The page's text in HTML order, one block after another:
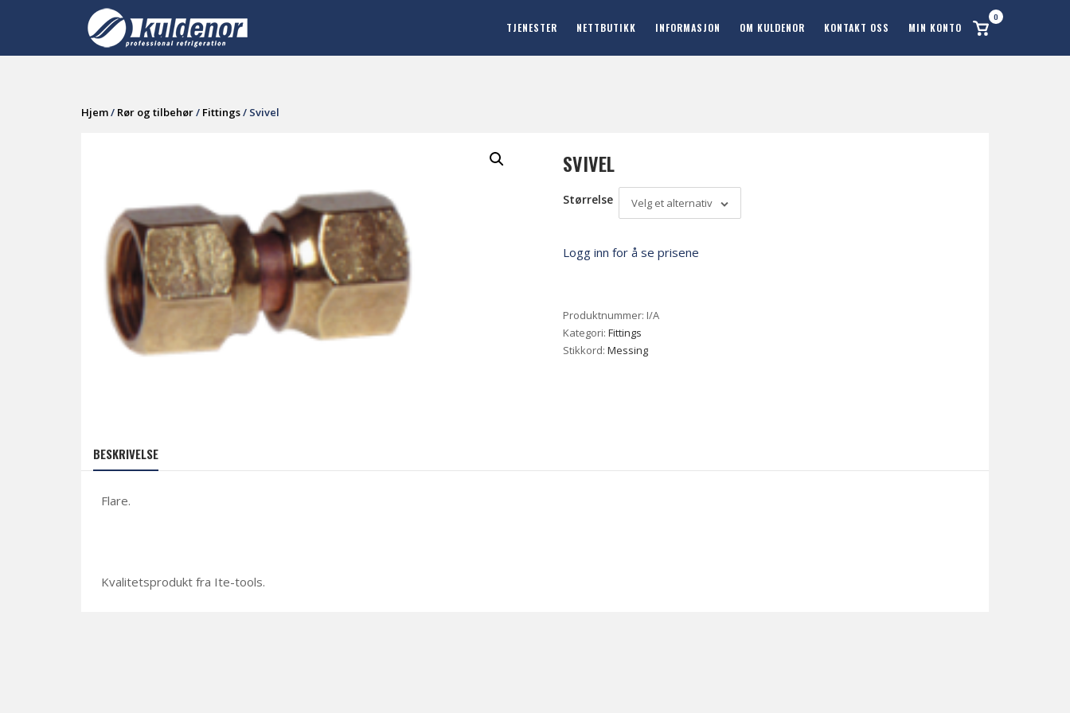
TJENESTER NETTBUTIKK INFORMASJON OM KULDENOR KONTAKT OSS MIN KONTO
Se 0
Hjem/ Rør og tilbehør/ Fittings/ Svivel
SVIVEL
Størrelse Velg et alternativ
Logg inn for å se prisene
Produktnummer: I/A
Kategori:Fittings
Stikkord:Messing
BESKRIVELSE
Flare.
Kvalitetsprodukt fra Ite-tools.